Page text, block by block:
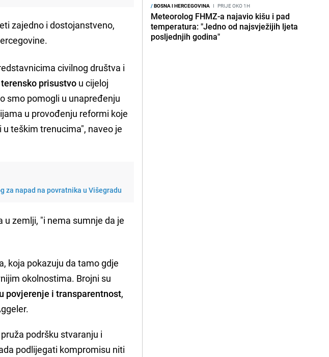
zajedno i dostojanstveno,
civilnog društva i
prisustvo u cijeloj
smo pomogli u unapređenju
u provođenju reformi koje
u teškim trenucima", naveo je
za napad na povratnika u Višegradu
u zemlji, "i nema sumnje da je
koja pokazuju da tamo gdje
okolnostima. Brojni su
povjerenje i transparentnost,
podršku stvaranju i
podlijegati kompromisu niti
/BOSNA I HERCEGOVINA I PRIJE OKO 1H
Meteorolog FHMZ-a najavio kišu i pad
temperatura: "Jedno od najsvježijih ljeta
posljednjih godina"